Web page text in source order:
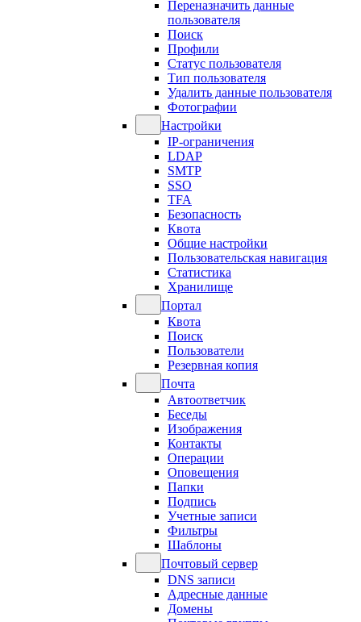
Переназначить данные
пользователя
Поиск
Профили
Статус пользователя
Тип пользователя
Удалить данные пользователя
Фотографии
Настройки
IP-ограничения
LDAP
SMTP
SSO
TFA
Безопасность
Квота
Общие настройки
Пользовательская навигация
Статистика
Хранилище
Портал
Квота
Поиск
Пользователи
Резервная копия
Почта
Автоответчик
Беседы
Изображения
Контакты
Операции
Оповещения
Папки
Подпись
Учетные записи
Фильтры
Шаблоны
Почтовый сервер
DNS записи
Адресные данные
Домены